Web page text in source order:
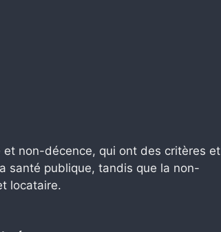
non-décence, qui ont des critères et
santé publique, tandis que la non-
locataire.